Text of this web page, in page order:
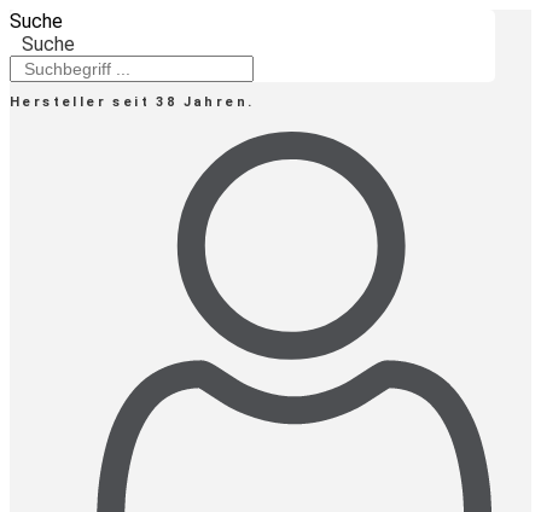
Zum
Inhalt
springen
Suche
Suche
Hersteller seit 38 Jahren.